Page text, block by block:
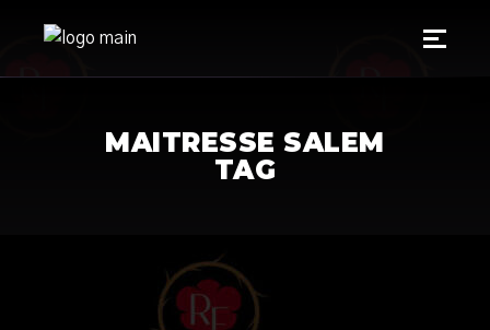
MAITRESSE SALEM
TAG